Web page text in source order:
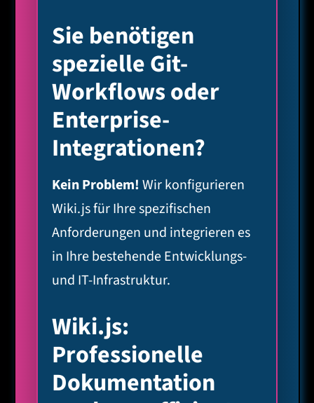
Sie benötigen
spezielle Git-
Workflows oder
Enterprise-
Integrationen?
Kein Problem!Wir konfigurieren
Wiki.js für Ihre spezifischen
Anforderungen und integrieren es
in Ihre bestehende Entwicklungs-
und IT-Infrastruktur.
Wiki.js:
Professionelle
Dokumentation